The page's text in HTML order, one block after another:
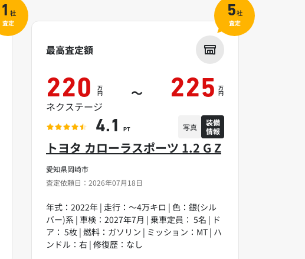
1 社
査定
愛知県岡崎市
査定依頼日：2026年07月18日
トヨタ カローラスポーツ 1.2 G Z
年式：2022年 | 走行：～4万キロ | 色：銀(シル
バー)系 | 車検：2027年7月 | 乗車定員： 5名 | ド
ア： 5枚 | 燃料：ガソリン | ミッション：MT | ハ
ンドル：右 | 修復歴：なし
最高査定額
220 万
円 ～ 225 万
円
ネクステージ
4.1 PT 写真
装備
情報
5社
査定